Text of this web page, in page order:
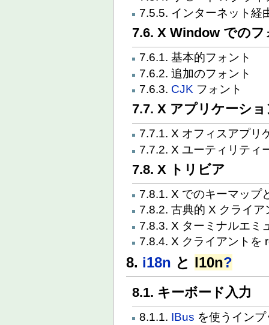
7.5.5. インターネット経
7.6. X Window でのフ
7.6.1. 基本的フォント
7.6.2. 追加のフォント
7.6.3. CJK フォント
7.7. X アプリケーシ
7.7.1. X オフィスアプリ
7.7.2. X ユーティリティ
7.8. X トリビア
7.8.1. X でのキーマップ
7.8.2. 古典的 X クライア
7.8.3. X ターミナルエ
7.8.4. X クライアントを
8. i18n と l10n?
8.1. キーボード入力
8.1.1. IBus を使うイン